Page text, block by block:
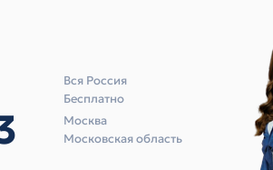
Вся Россия
Бесплатно
Москва
Московская область